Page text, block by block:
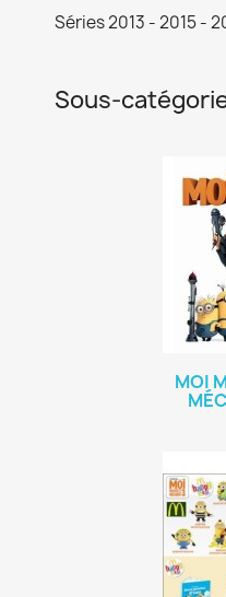
Séries 2013 - 2015 -
Sous-
MOI